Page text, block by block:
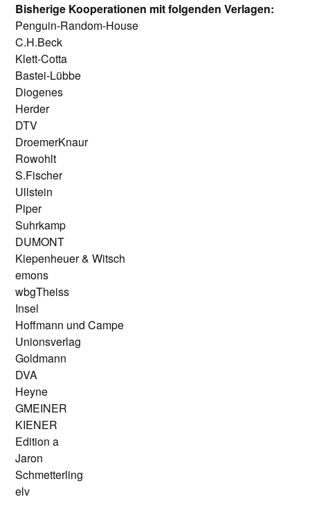
Bisherige Kooperationen mit folgenden Verlagen:
Penguin-Random-House
C.H.Beck
Klett-Cotta
Bastei-Lübbe
Diogenes
Herder
DTV
DroemerKnaur
Rowohlt
S.Fischer
Ullstein
Piper
Suhrkamp
DUMONT
Kiepenheuer & Witsch
emons
wbgTheiss
Insel
Hoffmann und Campe
Unionsverlag
Goldmann
DVA
Heyne
GMEINER
KIENER
Edition a
Jaron
Schmetterling
elv